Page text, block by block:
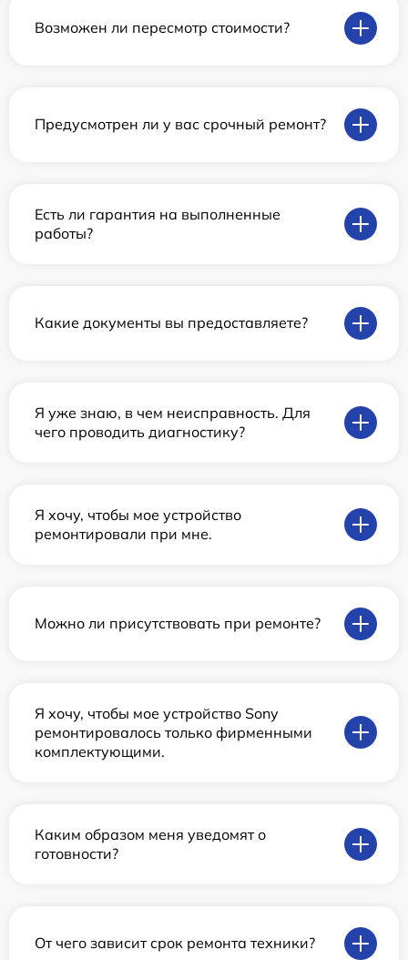
Возможен ли пересмотр стоимости?
Предусмотрен ли у вас срочный ремонт?
Есть ли гарантия на выполненные
работы?
Какие документы вы предоставляете?
Я уже знаю, в чем неисправность. Для
чего проводить диагностику?
Я хочу, чтобы мое устройство
ремонтировали при мне.
Можно ли присутствовать при ремонте?
Я хочу, чтобы мое устройство Sony
ремонтировалось только фирменными
комплектующими.
Каким образом меня уведомят о
готовности?
От чего зависит срок ремонта техники?